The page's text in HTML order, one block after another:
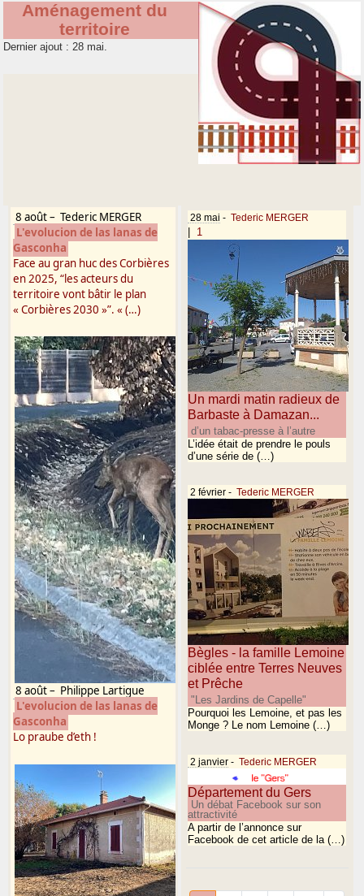
Aménagement du
territoire
Dernier ajout : 28 mai.
8 août– Tederic MERGER
L'evolucion de las lanas de
Gasconha
Face au gran huc des Corbières
en 2025, “les acteurs du
territoire vont bâtir le plan
« Corbières 2030 »”. « (…)
8 août– Philippe Lartigue
L'evolucion de las lanas de
Gasconha
Lo praube d’eth !
28 mai - Tederic MERGER
1
Un mardi matin radieux de
Barbaste à Damazan...
d’un tabac-presse à l’autre
L’idée était de prendre le pouls
d’une série de (…)
2 février - Tederic MERGER
Bègles - la famille Lemoine
ciblée entre Terres Neuves
et Prêche
"Les Jardins de Capelle"
Pourquoi les Lemoine, et pas les
Monge ? Le nom Lemoine (…)
2 janvier - Tederic MERGER
Département du Gers
Un débat Facebook sur son
attractivité
A partir de l’annonce sur
Facebook de cet article de la (…)